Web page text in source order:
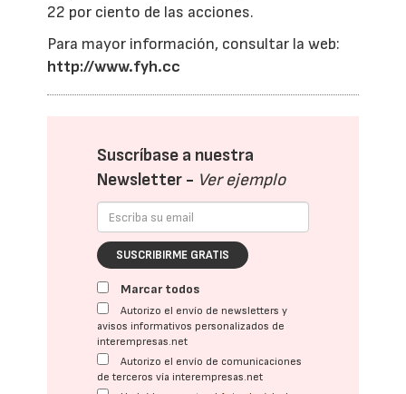
22 por ciento de las acciones.
Para mayor información, consultar la web:
http://www.fyh.cc
Suscríbase a nuestra
Newsletter - Ver ejemplo
SUSCRIBIRME GRATIS
Marcar todos
Autorizo el envío de newsletters y
avisos informativos personalizados de
interempresas.net
Autorizo el envío de comunicaciones
de terceros vía interempresas.net